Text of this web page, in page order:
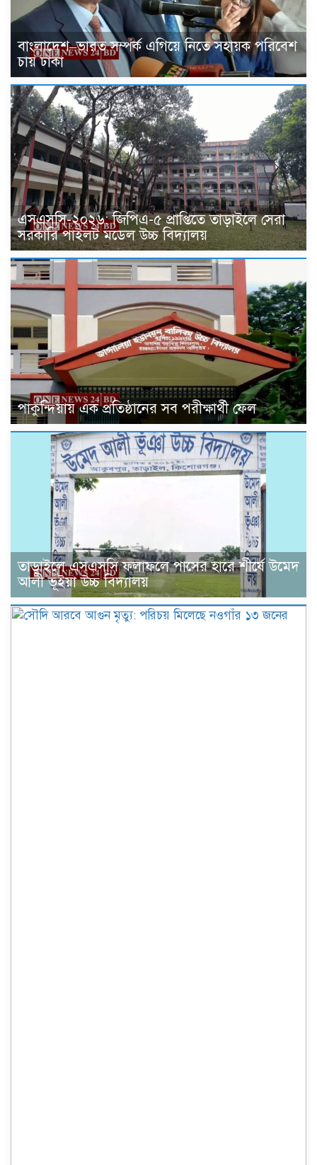
বাংলাদেশ–ভারত সম্পর্ক এগিয়ে নিতে সহায়ক পরিবেশ
চায় ঢাকা
এসএসসি-২০২৬: জিপিএ-৫ প্রাপ্তিতে তাড়াইলে সেরা
সরকারি পাইলট মডেল উচ্চ বিদ্যালয়
পাকুন্দিয়ায় এক প্রতিষ্ঠানের সব পরীক্ষার্থী ফেল
তাড়াইলে এসএসসি ফলাফলে পাসের হারে শীর্ষে উমেদ
আলী ভূঁইয়া উচ্চ বিদ্যালয়